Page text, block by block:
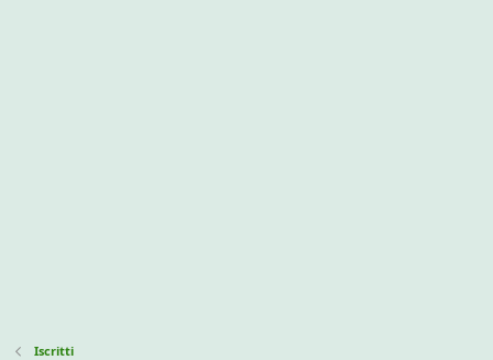
Iscritti